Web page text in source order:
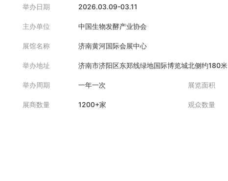
举办日期 2026.03.09-03.11
主办单位 中国生物发酵产业协会
展馆名称 济南黄河国际会展中心
举办地址 济南市济阳区东郑线绿地国际博览城北侧约180米
举办周期 一年一次 展览面积
展商数量 1200+家 观众数量